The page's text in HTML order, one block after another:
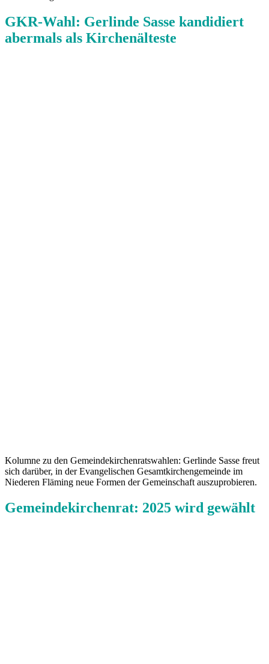
GKR-Wahl: Gerlinde Sasse kandidiert
abermals als Kirchenälteste
Kolumne zu den Gemeindekirchenratswahlen: Gerlinde Sasse freut
sich darüber, in der Evangelischen Gesamtkirchengemeinde im
Niederen Fläming neue Formen der Gemeinschaft auszuprobieren.
Gemeindekirchenrat: 2025 wird gewählt